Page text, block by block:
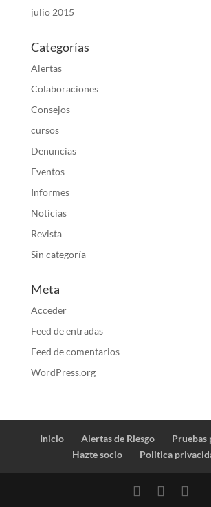
julio 2015
Categorías
Alertas
Colaboraciones
Consejos
cursos
Denuncias
Eventos
Informes
Noticias
Revista
Sin categoría
Meta
Acceder
Feed de entradas
Feed de comentarios
WordPress.org
Inicio Alertas de Riesgo
Pruebas
Hazte socio
Politica